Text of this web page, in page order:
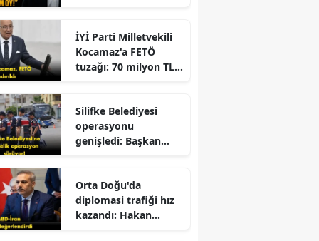
Büyüyor
İYİ Parti Milletvekili
Kocamaz'a FETÖ
tuzağı: 70 milyon TL
Silifke Belediyesi
operasyonu
genişledi: Başkan
Orta Doğu'da
diplomasi trafiği hız
kazandı: Hakan